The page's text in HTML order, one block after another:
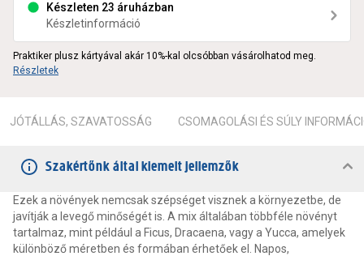
Készleten 23 áruházban
Készletinformáció
Praktiker plusz kártyával akár 10%-kal olcsóbban vásárolhatod meg.
Részletek
JÓTÁLLÁS, SZAVATOSSÁG CSOMAGOLÁSI ÉS SÚLY
Szakértőnk által kiemelt jellemzők
Ezek a növények nemcsak szépséget visznek a környezetbe, de
javítják a levegő minőségét is. A mix általában többféle növényt
tartalmaz, mint például a Ficus, Dracaena, vagy a Yucca, amelyek
különböző méretben és formában érhetőek el. Napos,